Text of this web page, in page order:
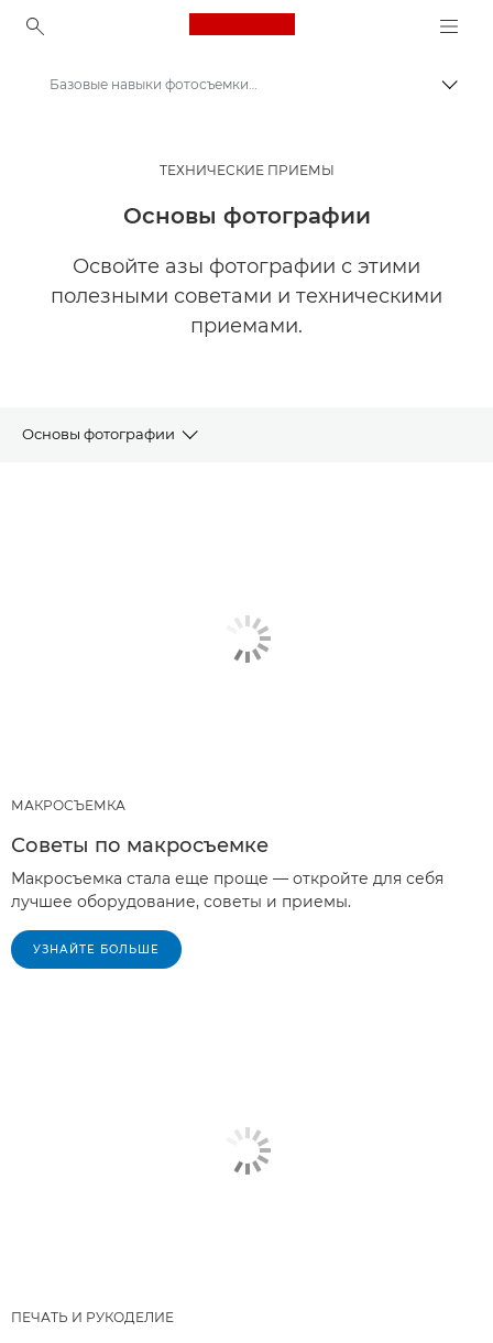
Canon Logo, back to
Мастерская творчества | Советы по фотографии и печати и руководства для покупателей
Советы и технические приемы по фотографии и печати
Базовые навыки фотосъемки | Мастерская творчества
ТЕХНИЧЕСКИЕ ПРИЕМЫ
Основы фотографии
Освойте азы фотографии с этими
полезными советами и техническими
приемами.
Основы фотографии
ДРУГИЕ ТЕХНИЧЕСКИЕ ПРИЕМЫ
МАКРОСЪЕМКА
Советы по макросъемке
Макросъемка стала еще проще — откройте для себя
лучшее оборудование, советы и приемы.
УЗНАЙТЕ БОЛЬШЕ
ПЕЧАТЬ И РУКОДЕЛИЕ